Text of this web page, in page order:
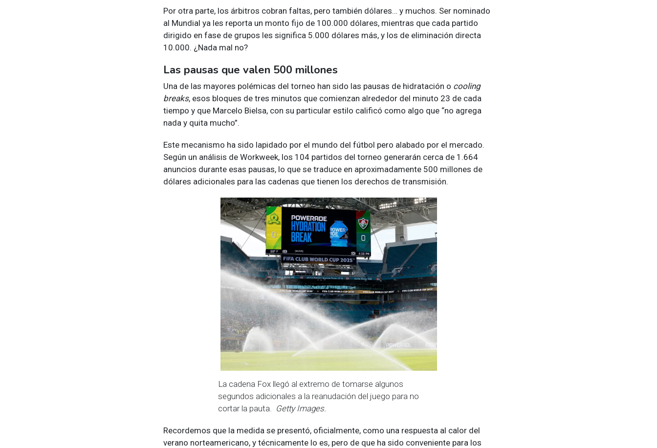
Por otra parte, los árbitros cobran faltas, pero también dólares… y muchos. Ser nominado
al Mundial ya les reporta un monto fijo de 100.000 dólares, mientras que cada partido
dirigido en fase de grupos les significa 5.000 dólares más, y los de eliminación directa
10.000. ¿Nada mal no?
Las pausas que valen 500 millones
Una de las mayores polémicas del torneo han sido las pausas de hidratación o cooling
breaks, esos bloques de tres minutos que comienzan alrededor del minuto 23 de cada
tiempo y que Marcelo Bielsa, con su particular estilo calificó como algo que “no agrega
nada y quita mucho”.
Este mecanismo ha sido lapidado por el mundo del fútbol pero alabado por el mercado.
Según un análisis de Workweek, los 104 partidos del torneo generarán cerca de 1.664
anuncios durante esas pausas, lo que se traduce en aproximadamente 500 millones de
dólares adicionales para las cadenas que tienen los derechos de transmisión.
La cadena Fox llegó al extremo de tomarse algunos
segundos adicionales a la reanudación del juego para no
cortar la pauta. Getty Images.
Recordemos que la medida se presentó, oficialmente, como una respuesta al calor del
verano norteamericano, y técnicamente lo es, pero de que ha sido conveniente para los